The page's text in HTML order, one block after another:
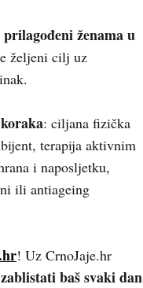
prilagođeni ženama u
željeni cilj uz
: ciljana fizička
terapija aktivnim
i naposljetku,
ili antiageing
! Uz CrnoJaje.hr
zablistati baš svaki dan